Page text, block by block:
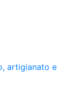
artigianato e